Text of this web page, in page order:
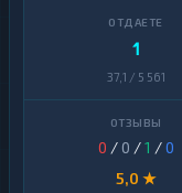
1
37,1 / 5 561
0 / 0 /1 /0
5,0 ★